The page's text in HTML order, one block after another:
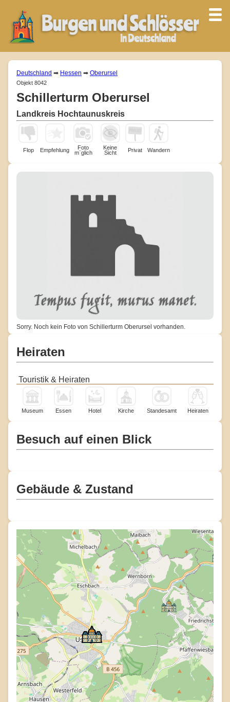
Deutschland ➡ Hessen ➡ Oberursel
Objekt 8042
Schillerturm Oberursel
Landkreis Hochtaunuskreis
Flop Empfehlung
Foto
m¨glich
Keine
Sicht
Privat Wandern
Sorry. Noch kein Foto von Schillerturm Oberursel vorhanden.
Heiraten
Touristik & Heiraten
Museum Essen Hotel Kirche Standesamt Heiraten
Besuch auf einen Blick
Gebäude & Zustand